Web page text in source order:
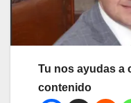
Tu nos ayudas a
contenido